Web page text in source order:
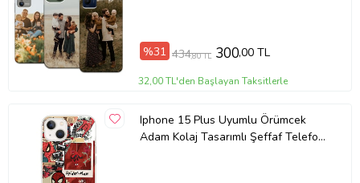
%31 434,80 TL 300,00 TL
32,00 TL'den Başlayan Taksitlerle
Iphone 15 Plus Uyumlu Örümcek
Adam Kolaj Tasarımlı Şeffaf Telefon